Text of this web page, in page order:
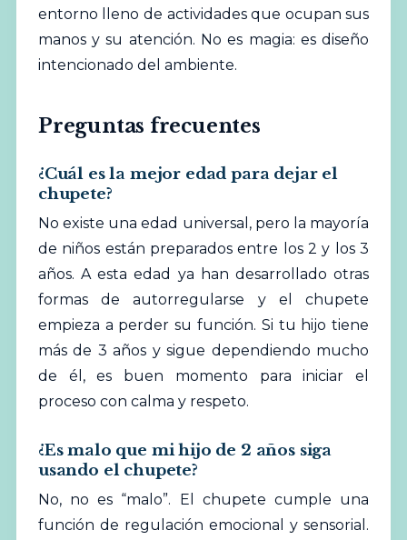
entorno lleno de actividades que ocupan sus
manos y su atención. No es magia: es diseño
intencionado del ambiente.
Preguntas frecuentes
¿Cuál es la mejor edad para dejar el
chupete?
No existe una edad universal, pero la mayoría
de niños están preparados entre los 2 y los 3
años. A esta edad ya han desarrollado otras
formas de autorregularse y el chupete
empieza a perder su función. Si tu hijo tiene
más de 3 años y sigue dependiendo mucho
de él, es buen momento para iniciar el
proceso con calma y respeto.
¿Es malo que mi hijo de 2 años siga
usando el chupete?
No, no es “malo”. El chupete cumple una
función de regulación emocional y sensorial.